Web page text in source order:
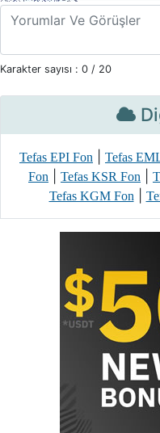
Karakter sayısı : 0 / 20
Tefas EPI Fon Tefas
Fon
Tefas KSR Fon
Tefas KGM Fon|